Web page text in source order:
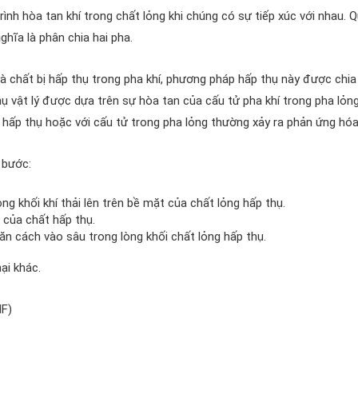
hòa tan khí trong chất lỏng khi chúng có sự tiếp xúc với nhau.
là phân chia hai pha.
bị hấp thụ trong pha khí, phương pháp hấp thụ này được chia
vật lý được dựa trên sự hòa tan của cấu tử pha khí trong pha
thụ hoặc với cấu tử trong pha lỏng thường xảy ra phản ứng
khối khí thải lên trên bề mặt của chất lỏng hấp thụ.
chất hấp thụ.
cách vào sâu trong lòng khối chất lỏng hấp thụ.
khác.